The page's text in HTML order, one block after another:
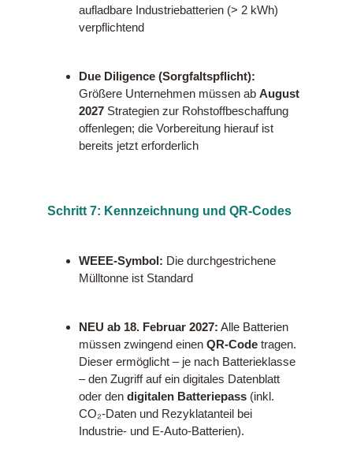
aufladbare Industriebatterien (> 2 kWh)
verpflichtend
Due Diligence (Sorgfaltspflicht):
Größere Unternehmen müssen ab August
2027Strategien zur Rohstoffbeschaffung
offenlegen; die Vorbereitung hierauf ist
bereits jetzt erforderlich
Schritt 7: Kennzeichnung und QR-Codes
WEEE-Symbol: Die durchgestrichene
Mülltonne ist Standard
NEU ab 18. Februar 2027: Alle Batterien
müssen zwingend einen QR-Codetragen.
Dieser ermöglicht – je nach Batterieklasse
– den Zugriff auf ein digitales Datenblatt
oder den digitalen Batteriepass(inkl.
CO₂-Daten und Rezyklatanteil bei
Industrie- und E-Auto-Batterien).